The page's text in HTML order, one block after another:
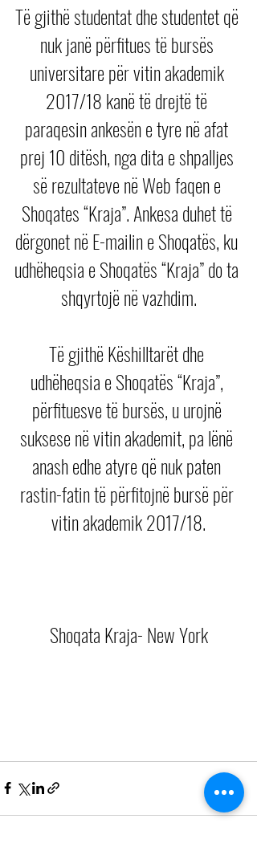
Të gjithë studentat dhe studentet që
nuk janë përfitues të bursës
universitare për vitin akademik
2017/18 kanë të drejtë të
paraqesin ankesën e tyre në afat
prej 10 ditësh, nga dita e shpalljes
së rezultateve në Web faqen e
Shoqates “Kraja”. Ankesa duhet të
dërgonet në E-mailin e Shoqatës, ku
udhëheqsia e Shoqatës “Kraja” do ta
shqyrtojë në vazhdim.
Të gjithë Këshilltarët dhe
udhëheqsia e Shoqatës “Kraja”,
përfituesve të bursës, u urojnë
suksese në vitin akademit, pa lënë
anash edhe atyre që nuk paten
rastin-fatin të përfitojnë bursë për
vitin akademik 2017/18.
Shoqata Kraja- New York